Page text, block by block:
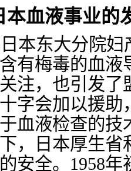
本血液事业的
日本东大分院
有梅毒的血
注，也引发
字会加以援
血液检查的
，日本厚生
安全。1958